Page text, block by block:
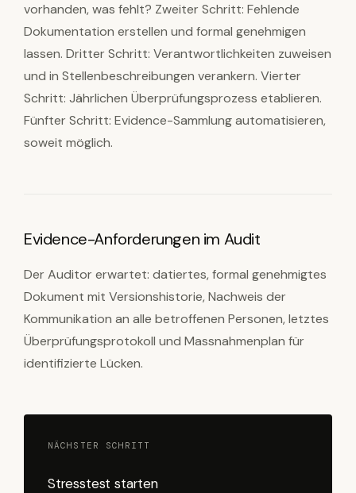
vorhanden, was fehlt? Zweiter Schritt: Fehlende
Dokumentation erstellen und formal genehmigen
lassen. Dritter Schritt: Verantwortlichkeiten zuweisen
und in Stellenbeschreibungen verankern. Vierter
Schritt: Jährlichen Überprüfungsprozess etablieren.
Fünfter Schritt: Evidence-Sammlung automatisieren,
soweit möglich.
Evidence-Anforderungen im Audit
Der Auditor erwartet: datiertes, formal genehmigtes
Dokument mit Versionshistorie, Nachweis der
Kommunikation an alle betroffenen Personen, letztes
Überprüfungsprotokoll und Massnahmenplan für
identifizierte Lücken.
NÄCHSTER SCHRITT
Stresstest starten